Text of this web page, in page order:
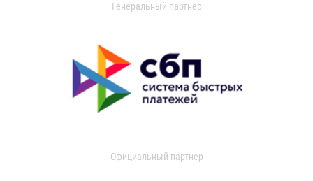
Генеральный партнер
Официальный партнер